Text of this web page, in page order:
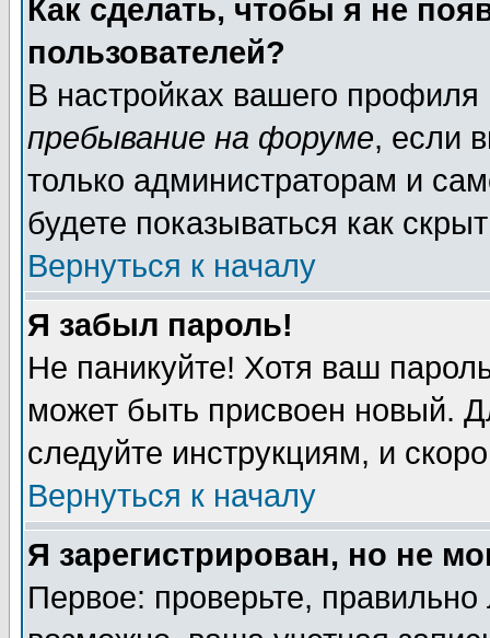
Как сделать, чтобы я не
пользователей?
В настройках вашего
пребывание на форуме, если
только администраторам и
будете показываться как
Вернуться к началу
Я забыл пароль!
Не паникуйте! Хотя ваш
может быть присвоен новый.
следуйте инструкциям, и
Вернуться к началу
Я зарегистрирован, но не
Первое: проверьте,